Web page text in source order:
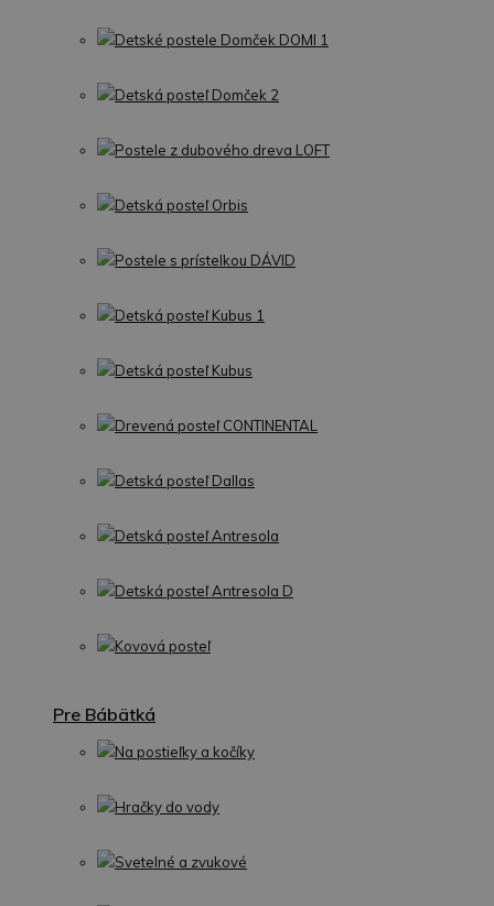
Detské postele Domček DOMI 1
Detská posteľ Domček 2
Postele z dubového dreva LOFT
Detská posteľ Orbis
Postele s prístelkou DÁVID
Detská posteľ Kubus 1
Detská posteľ Kubus
Drevená posteľ CONTINENTAL
Detská posteľ Dallas
Detská posteľ Antresola
Detská posteľ Antresola D
Kovová posteľ
Pre Bábätká
Na postieľky a kočíky
Hračky do vody
Svetelné a zvukové